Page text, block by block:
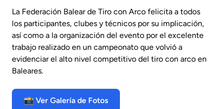
La Federación Balear de Tiro con Arco felicita a todos
los participantes, clubes y técnicos por su implicación,
así como a la organización del evento por el excelente
trabajo realizado en un campeonato que volvió a
evidenciar el alto nivel competitivo del tiro con arco en
Baleares.
📸 Ver Galería de Fotos